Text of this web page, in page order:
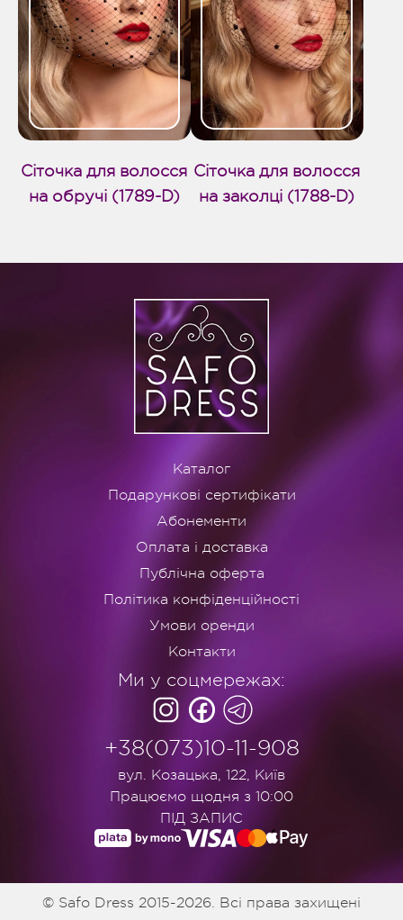
Сіточка для волосся
на обручі (1789-D)
Сіточка для волосся
на заколці (1788-D)
Каталог
Подарункові сертифікати
Абонементи
Оплата і доставка
Публічна оферта
Політика конфіденційності
Умови оренди
Контакти
Ми у соцмережах:
+38(073)10-11-908
вул. Козацька, 122, Київ
Працюємо щодня з 10:00
ПІД ЗАПИС
© Safo Dress 2015-2026. Всі права захищені